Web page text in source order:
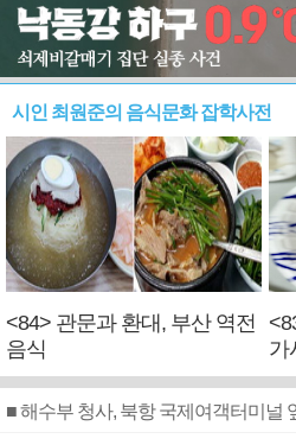
시인 최원준의 음식문화 잡학사전
<84> 관문과 환대, 부산 역전
음식
가
■ 해수부 청사, 북항 국제여객터미널